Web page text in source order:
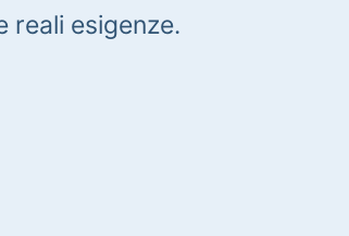
reali esigenze.